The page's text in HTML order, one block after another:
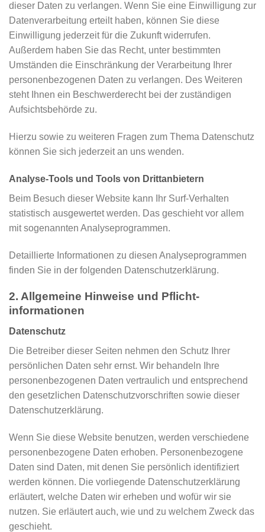
dieser Daten zu verlangen. Wenn Sie eine Einwilligung zur
Datenverarbeitung erteilt haben, können Sie diese
Einwilligung jederzeit für die Zukunft widerrufen.
Außerdem haben Sie das Recht, unter bestimmten
Umständen die Einschränkung der Verarbeitung Ihrer
personenbezogenen Daten zu verlangen. Des Weiteren
steht Ihnen ein Beschwerderecht bei der zuständigen
Aufsichtsbehörde zu.
Hierzu sowie zu weiteren Fragen zum Thema Datenschutz
können Sie sich jederzeit an uns wenden.
Analyse-Tools und Tools von Dritt­anbietern
Beim Besuch dieser Website kann Ihr Surf-Verhalten
statistisch ausgewertet werden. Das geschieht vor allem
mit sogenannten Analyseprogrammen.
Detaillierte Informationen zu diesen Analyseprogrammen
finden Sie in der folgenden Datenschutzerklärung.
2. Allgemeine Hinweise und Pflicht­
informationen
Datenschutz
Die Betreiber dieser Seiten nehmen den Schutz Ihrer
persönlichen Daten sehr ernst. Wir behandeln Ihre
personenbezogenen Daten vertraulich und entsprechend
den gesetzlichen Datenschutzvorschriften sowie dieser
Datenschutzerklärung.
Wenn Sie diese Website benutzen, werden verschiedene
personenbezogene Daten erhoben. Personenbezogene
Daten sind Daten, mit denen Sie persönlich identifiziert
werden können. Die vorliegende Datenschutzerklärung
erläutert, welche Daten wir erheben und wofür wir sie
nutzen. Sie erläutert auch, wie und zu welchem Zweck das
geschieht.